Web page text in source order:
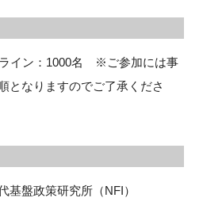
イン：1000名 ※ご参加には事
となりますのでご了承くださ
基盤政策研究所（NFI）